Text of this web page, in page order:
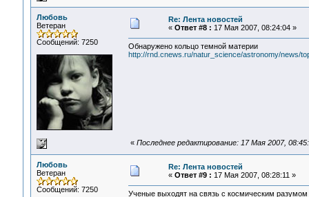
Любовь
Ветеран
Сообщений: 7250
Re: Лента новостей
« Ответ #8 : 17 Мая 2007, 08:24:04 »
Обнаружено кольцо темной материи
http://rnd.cnews.ru/natur_science/astronomy/news/
« Последнее редактирование: 17 Мая 2007,
Любовь
Ветеран
Сообщений: 7250
Re: Лента новостей
« Ответ #9 : 17 Мая 2007, 08:28:11 »
Ученые выходят на связь с космическим разумом